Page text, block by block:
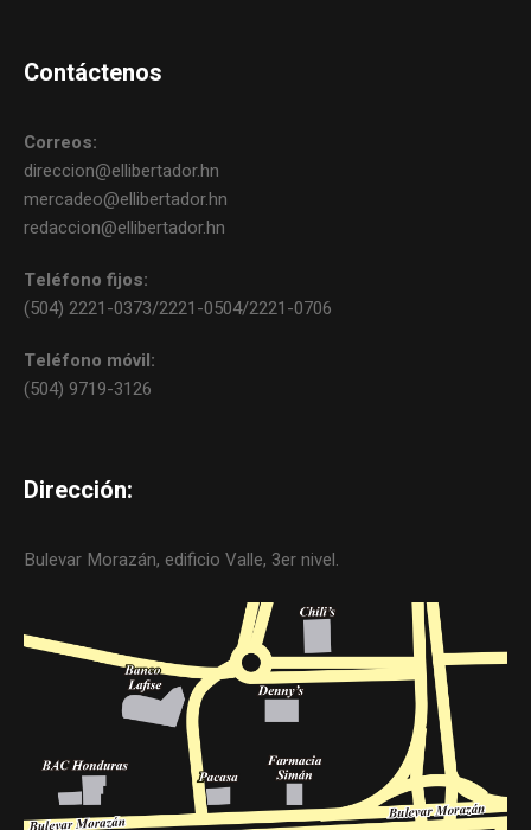
Contáctenos
Correos:
direccion@ellibertador.hn
mercadeo@ellibertador.hn
redaccion@ellibertador.hn
Teléfono fijos:
(504) 2221-0373/2221-0504/2221-0706
Teléfono móvil:
(504) 9719-3126
Dirección:
Bulevar Morazán, edificio Valle, 3er nivel.